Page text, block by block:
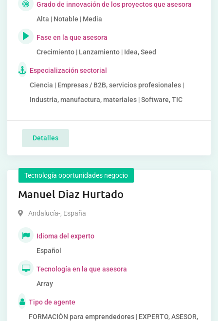
Grado de innovación de los proyectos que asesora
Alta | Notable | Media
Fase en la que asesora
Crecimiento | Lanzamiento | Idea, Seed
Especialización sectorial
Ciencia | Empresas / B2B, servicios profesionales |
Industria, manufactura, materiales | Software, TIC
Detalles
Tecnología oportunidades negocio
Manuel Diaz Hurtado
Andalucía-, España
Idioma del experto
Español
Tecnología en la que asesora
Array
Tipo de agente
FORMACIÓN para emprendedores | EXPERTO, ASESOR,